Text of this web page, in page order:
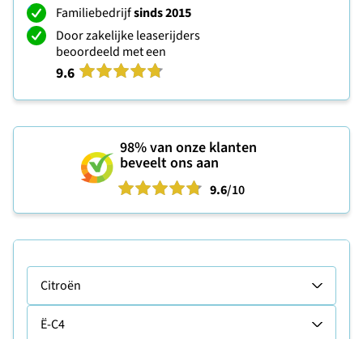
Familiebedrijfsinds 2015
Door zakelijke leaserijders
beoordeeld met een
9.6
98%van onze klanten
beveelt ons aan
9.6/10
Citroën
Ë-C4